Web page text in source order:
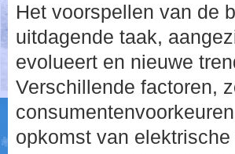
Het voorspellen van de
uitdagende taak,
evolueert en nieuwe
Verschillende factoren,
opkomst van